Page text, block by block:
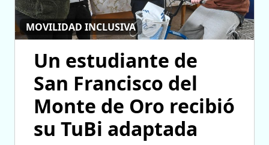
MOVILIDAD INCLUSIVA
Un estudiante de
San Francisco del
Monte de Oro recibió
su TuBi adaptada